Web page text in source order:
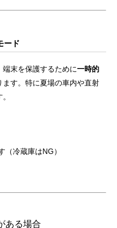
ード
端末を保護するために一時的
ます。特に夏場の車内や直射
（冷蔵庫はNG）
ある場合